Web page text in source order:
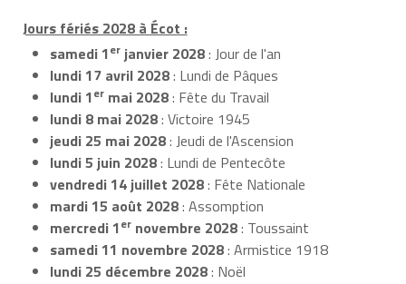
Jours fériés 2028 à Écot :
samedi 1er janvier 2028: Jour de l'an
lundi 17 avril 2028: Lundi de Pâques
lundi 1er mai 2028: Fête du Travail
lundi 8 mai 2028: Victoire 1945
jeudi 25 mai 2028: Jeudi de l'Ascension
lundi 5 juin 2028: Lundi de Pentecôte
vendredi 14 juillet 2028: Fête Nationale
mardi 15 août 2028: Assomption
mercredi 1er novembre 2028: Toussaint
samedi 11 novembre 2028: Armistice 1918
lundi 25 décembre 2028: Noël